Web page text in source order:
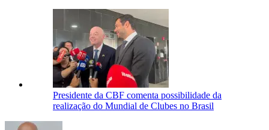
Presidente da CBF comenta possibilidade da
realização do Mundial de Clubes no Brasil